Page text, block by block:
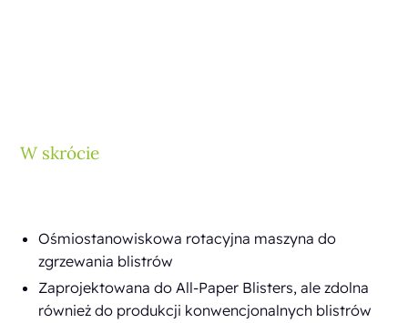
W skrócie
Ośmiostanowiskowa rotacyjna maszyna do
zgrzewania blistrów
Zaprojektowana do All-Paper Blisters, ale zdolna
również do produkcji konwencjonalnych blistrów